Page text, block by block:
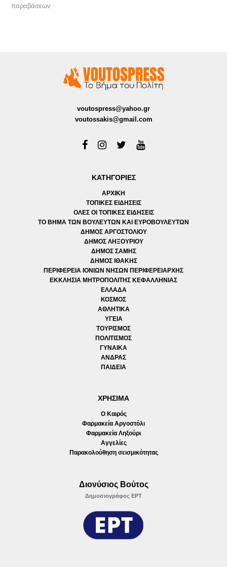
παραβάσεων
voutospress@yahoo.gr
voutossakis@gmail.com
ΚΑΤΗΓΟΡΙΕΣ
ΑΡΧΙΚΗ
ΤΟΠΙΚΕΣ ΕΙΔΗΣΕΙΣ
ΟΛΕΣ ΟΙ ΤΟΠΙΚΕΣ ΕΙΔΗΣΕΙΣ
ΤΟ ΒΗΜΑ ΤΩΝ ΒΟΥΛΕΥΤΩΝ ΚΑΙ ΕΥΡΟΒΟΥΛΕΥΤΩΝ
ΔΗΜΟΣ ΑΡΓΟΣΤΟΛΙΟΥ
ΔΗΜΟΣ ΛΗΞΟΥΡΙΟΥ
ΔΗΜΟΣ ΣΑΜΗΣ
ΔΗΜΟΣ ΙΘΑΚΗΣ
ΠΕΡΙΦΕΡΕΙΑ ΙΟΝΙΩΝ ΝΗΣΩΝ ΠΕΡΙΦΕΡΕΙΑΡΧΗΣ
ΕΚΚΛΗΣΙΑ ΜΗΤΡΟΠΟΛΙΤΗΣ ΚΕΦΑΛΛΗΝΙΑΣ
ΕΛΛΑΔΑ
ΚΟΣΜΟΣ
ΑΘΛΗΤΙΚΑ
ΥΓΕΙΑ
ΤΟΥΡΙΣΜΟΣ
ΠΟΛΙΤΙΣΜΟΣ
ΓΥΝΑΙΚΑ
ΑΝΔΡΑΣ
ΠΑΙΔΕΙΑ
ΧΡΗΣΙΜΑ
Ο Καιρός
Φαρμακεία Αργοστόλι
Φαρμακεία Ληξούρι
Αγγελίες
Παρακολούθηση σεισμικότητας
Διονύσιος Βούτος
Δημοσιογράφος ΕΡΤ